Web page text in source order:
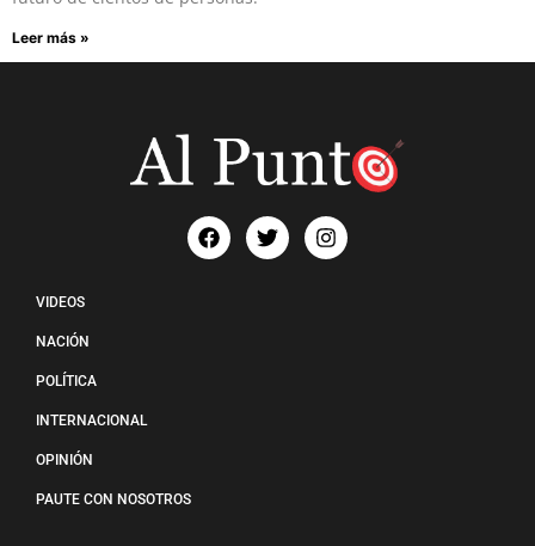
Leer más »
VIDEOS
NACIÓN
POLÍTICA
INTERNACIONAL
OPINIÓN
PAUTE CON NOSOTROS